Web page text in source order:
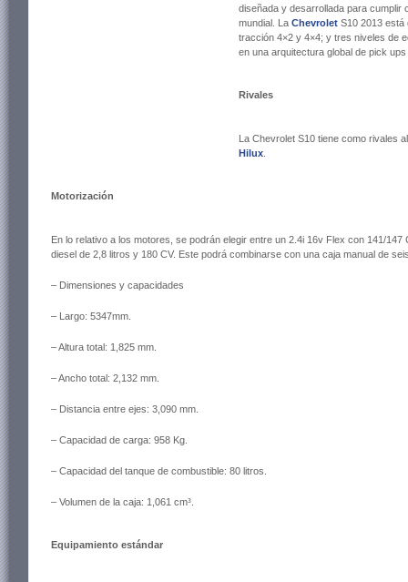
diseñada y desarrollada para cumplir
mundial. La Chevrolet S10 2013 está
tracción 4×2 y 4×4; y tres niveles de
en una arquitectura global de pick
Rivales
La Chevrolet S10 tiene como rivales
Hilux
Motorización
En lo relativo a los motores, se podrán elegir entre un 2.4i 16v Flex con 141/
diesel de 2,8 litros y 180 CV. Este podrá combinarse con una caja manual de
– Dimensiones y capacidades
– Largo: 5347mm.
– Altura total: 1,825 mm.
– Ancho total: 2,132 mm.
– Distancia entre ejes: 3,090 mm.
– Capacidad de carga: 958 Kg.
– Capacidad del tanque de combustible: 80 litros.
– Volumen de la caja: 1,061 cm³.
Equipamiento estándar